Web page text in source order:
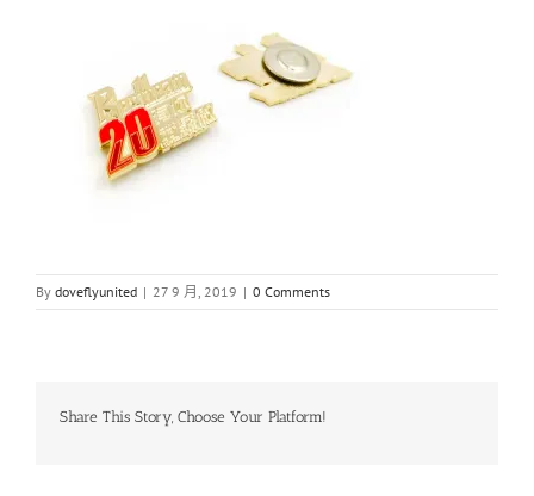
By doveflyunited | 27 9 月, 2019 | 0 Comments
Share This Story, Choose Your Platform!